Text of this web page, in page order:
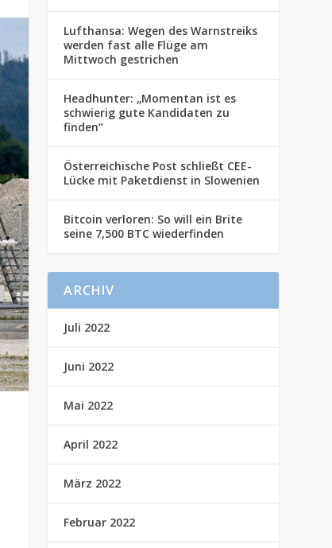
Lufthansa: Wegen des Warnstreiks
werden fast alle Flüge am
Mittwoch gestrichen
Headhunter: „Momentan ist es
schwierig gute Kandidaten zu
finden“
Österreichische Post schließt CEE-
Lücke mit Paketdienst in Slowenien
Bitcoin verloren: So will ein Brite
seine 7,500 BTC wiederfinden
ARCHIV
Juli 2022
Juni 2022
Mai 2022
April 2022
März 2022
Februar 2022